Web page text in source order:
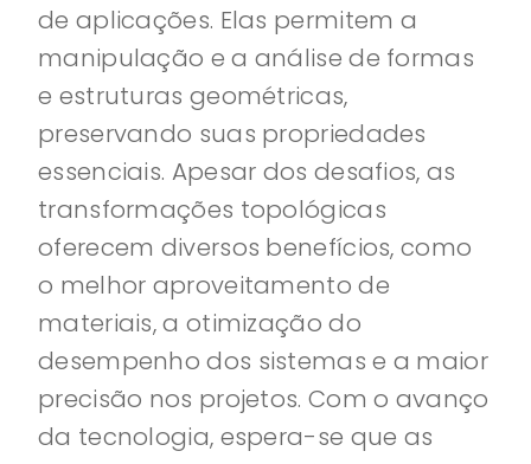
de aplicações. Elas permitem a
manipulação e a análise de formas
e estruturas geométricas,
preservando suas propriedades
essenciais. Apesar dos desafios, as
transformações topológicas
oferecem diversos benefícios, como
o melhor aproveitamento de
materiais, a otimização do
desempenho dos sistemas e a maior
precisão nos projetos. Com o avanço
da tecnologia, espera-se que as